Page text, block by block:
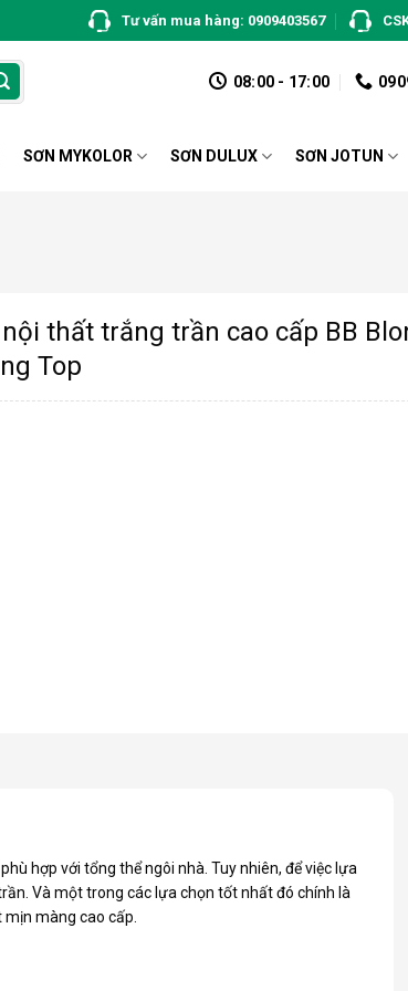
Tư vấn mua hàng: 0909403567
08:00 - 17:00
SƠN MYKOLOR SƠN DULUX SƠN JOTUN
thất trắng trần cao cấp BB
Top
hợp với tổng thể ngôi nhà. Tuy nhiên, để việc lựa
Và một trong các lựa chọn tốt nhất đó chính là
màng cao cấp.